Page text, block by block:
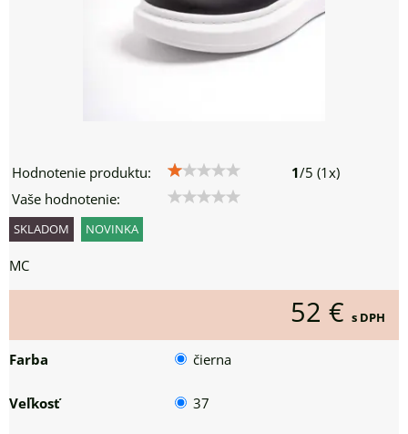
Hodnotenie produktu: 1/5 (1x)
Vaše hodnotenie:
SKLADOM NOVINKA
MC
52 € s DPH
Farba čierna
Veľkosť 37